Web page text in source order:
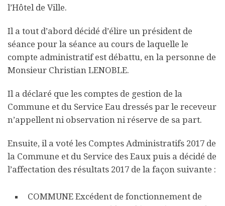
l’Hôtel de Ville.
Il a tout d’abord décidé d’élire un président de
séance pour la séance au cours de laquelle le
compte administratif est débattu, en la personne de
Monsieur Christian LENOBLE.
Il a déclaré que les comptes de gestion de la
Commune et du Service Eau dressés par le receveur
n’appellent ni observation ni réserve de sa part.
Ensuite, il a voté les Comptes Administratifs 2017 de
la Commune et du Service des Eaux puis a décidé de
l’affectation des résultats 2017 de la façon suivante :
COMMUNE Excédent de fonctionnement de